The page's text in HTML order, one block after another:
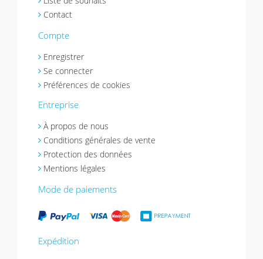
Contact
Compte
Enregistrer
Se connecter
Préférences de cookies
Entreprise
À propos de nous
Conditions générales de vente
Protection des données
Mentions légales
Mode de paiements
Expédition